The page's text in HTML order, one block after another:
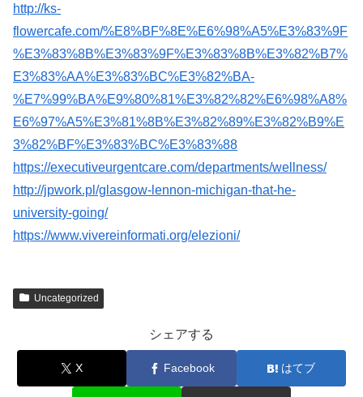
http://ks-
flowercafe.com/%E8%BF%8E%E6%98%A5%E3%83%9F
%E3%83%8B%E3%83%9F%E3%83%8B%E3%82%B7%
E3%83%AA%E3%83%BC%E3%82%BA-
%E7%99%BA%E9%80%81%E3%82%82%E6%98%A8%
E6%97%A5%E3%81%8B%E3%82%89%E3%82%B9%E
3%82%BF%E3%83%BC%E3%83%88
https://executiveurgentcare.com/departments/wellness/
http://jpwork.pl/glasgow-lennon-michigan-that-he-
university-going/
https://www.vivereinformati.org/elezioni/
Uncategorized
シェアする
X Facebook はてブ